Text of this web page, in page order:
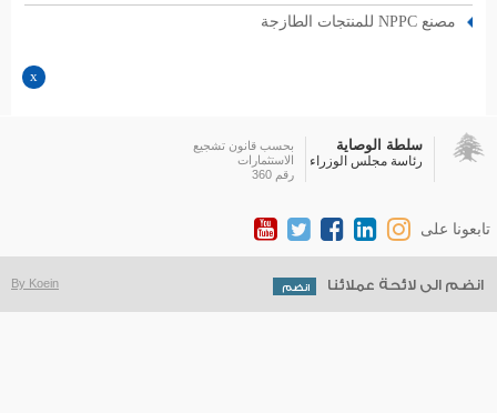
مصنع NPPC للمنتجات الطازجة
سلطة الوصاية
رئاسة مجلس الوزراء
بحسب قانون تشجيع
الاستثمارات
رقم 360
By Koein انضم الى لائحة عملائنا
تابعونا على